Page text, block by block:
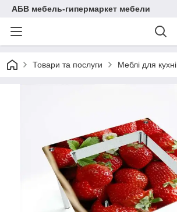
АБВ мебель-гипермаркет мебели
Товари та послуги Меблі для кухні